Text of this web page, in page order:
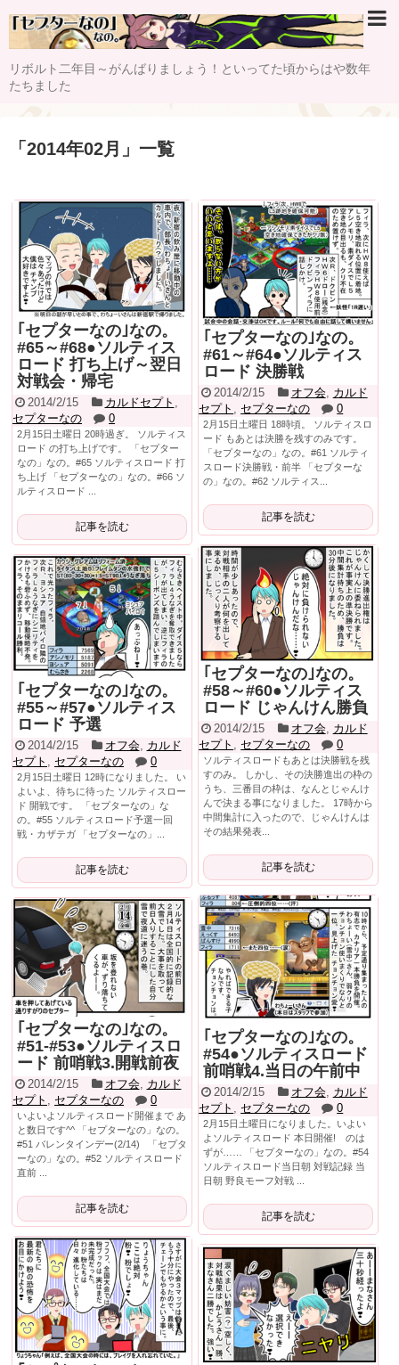
リボルト二年目～がんばりましょう！といってた頃からはや数年
たちました
「 2014年02月 」 一覧
｢セプターなの｣なの。
#65～#68●ソルティス
ロード 打ち上げ～翌日
対戦会・帰宅
2014/2/15 カルドセプト ,
セプターなの
0
2月15日土曜日 20時過ぎ。 ソルティス
ロード の打ち上げです。 「セプター
なの」なの。#65 ソルティスロード 打
ち上げ 「セプターなの」なの。#66 ソ
ルティスロード ...
記事を読む
｢セプターなの｣なの。
#61～#64●ソルティス
ロード 決勝戦
2014/2/15 オフ会, カルド
セプト , セプターなの 0
2月15日土曜日 18時頃。 ソルティスロ
ード もあとは決勝を残すのみです。
「セプターなの」なの。#61 ソルティ
スロード決勝戦・前半 「セプターな
の」なの。#62 ソルティス...
記事を読む
｢セプターなの｣なの。
#58～#60●ソルティス
ロード じゃんけん勝負
2014/2/15 オフ会, カルド
セプト , セプターなの 0
ソルティスロードもあとは決勝戦を残
すのみ。 しかし、その決勝進出の枠の
うち、三番目の枠は、なんとじゃんけ
んで決まる事になりました。 17時から
中間集計に入ったので、じゃんけんは
その結果発表...
記事を読む
｢セプターなの｣なの。
#55～#57●ソルティス
ロード 予選
2014/2/15 オフ会, カルド
セプト , セプターなの 0
2月15日土曜日 12時になりました。 い
よいよ、待ちに待った ソルティスロー
ド 開戦です。 「セプターなの」な
の。#55 ソルティスロード予選一回
戦・カザテガ 「セプターなの」...
記事を読む
｢セプターなの｣なの。
#54●ソルティスロード
前哨戦4.当日の午前中
2014/2/15 オフ会, カルド
セプト
セプターなの 0
2月15日土曜日になりました。いよい
よソルティスロード 本日開催! のは
ずが…… 「セプターなの」なの。#54
ソルティスロード当日朝 対戦記録 当
日朝 野良モーフ対戦 ...
記事を読む
｢セプターなの｣なの。
#51-#53●ソルティスロ
ード 前哨戦3.開戦前夜
2014/2/15 オフ会, カルド
セプト , セプターなの 0
いよいよソルティスロード開催まで あ
と数日です^^ 「セプターなの」なの。
#51 バレンタインデー(2/14) 「セプタ
ーなの」なの。#52 ソルティスロード
直前 ...
記事を読む